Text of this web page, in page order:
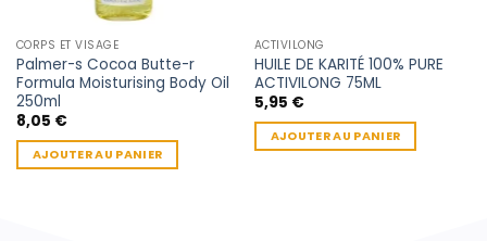
CORPS ET VISAGE
Palmer-s Cocoa Butte-r
Formula Moisturising Body Oil
250ml
8,05 €
AJOUTER AU PANIER
ACTIVILONG
HUILE DE KARITÉ 100% PURE
ACTIVILONG 75ML
5,95 €
AJOUTER AU PANIER